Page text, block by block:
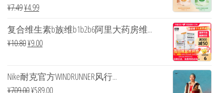
¥7.49¥4.99
复合维生素b族维b1b2b6阿里大药房维...
¥10.80¥9.00
Nike耐克官方WINDRUNNER风行...
¥709.00¥589.00